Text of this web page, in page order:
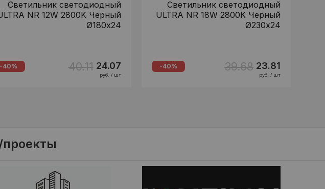
Светильник светодиодный
NR 12W 2800K Черный
Ø180х24
-40% 40.11 24.07
руб. / шт
Светильник светодиодный
ULTRA NR 18W 2800K Черный
Ø230х24
-40% 39.68 23.81
руб. / шт